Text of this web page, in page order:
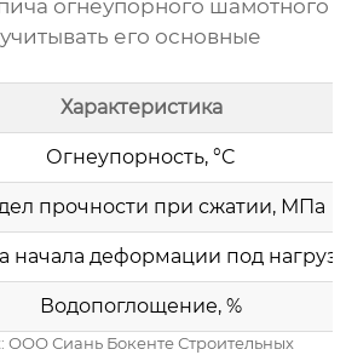
огнеупорного шамотного
его основные
Характеристика
Огнеупорность, °C
прочности при сжатии, МПа
начала деформации под
Водопоглощение, %
ООО Сиань Бокенте Строительных